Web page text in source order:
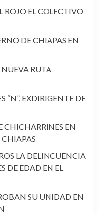
ROJO EL COLECTIVO
DE CHIAPAS EN
NUEVA RUTA
“N”, EXDIRIGENTE DE
CHICHARRINES EN
CHIAPAS
LA DELINCUENCIA
DE EDAD EN EL
SU UNIDAD EN